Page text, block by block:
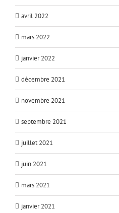
avril 2022
mars 2022
janvier 2022
décembre 2021
novembre 2021
septembre 2021
juillet 2021
juin 2021
mars 2021
janvier 2021